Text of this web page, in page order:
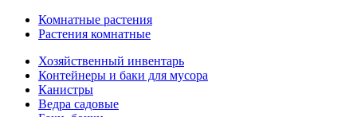
Комнатные растения
Растения комнатные
Хозяйственный инвентарь
Контейнеры и баки для мусора
Канистры
Ведра садовые